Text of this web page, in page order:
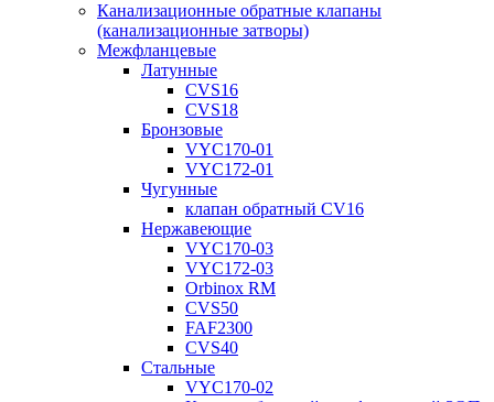
Канализационные обратные клапаны
(канализационные затворы)
Межфланцевые
Латунные
CVS16
CVS18
Бронзовые
VYC170-01
VYC172-01
Чугунные
клапан обратный CV16
Нержавеющие
VYC170-03
VYC172-03
Orbinox RM
CVS50
FAF2300
CVS40
Стальные
VYC170-02